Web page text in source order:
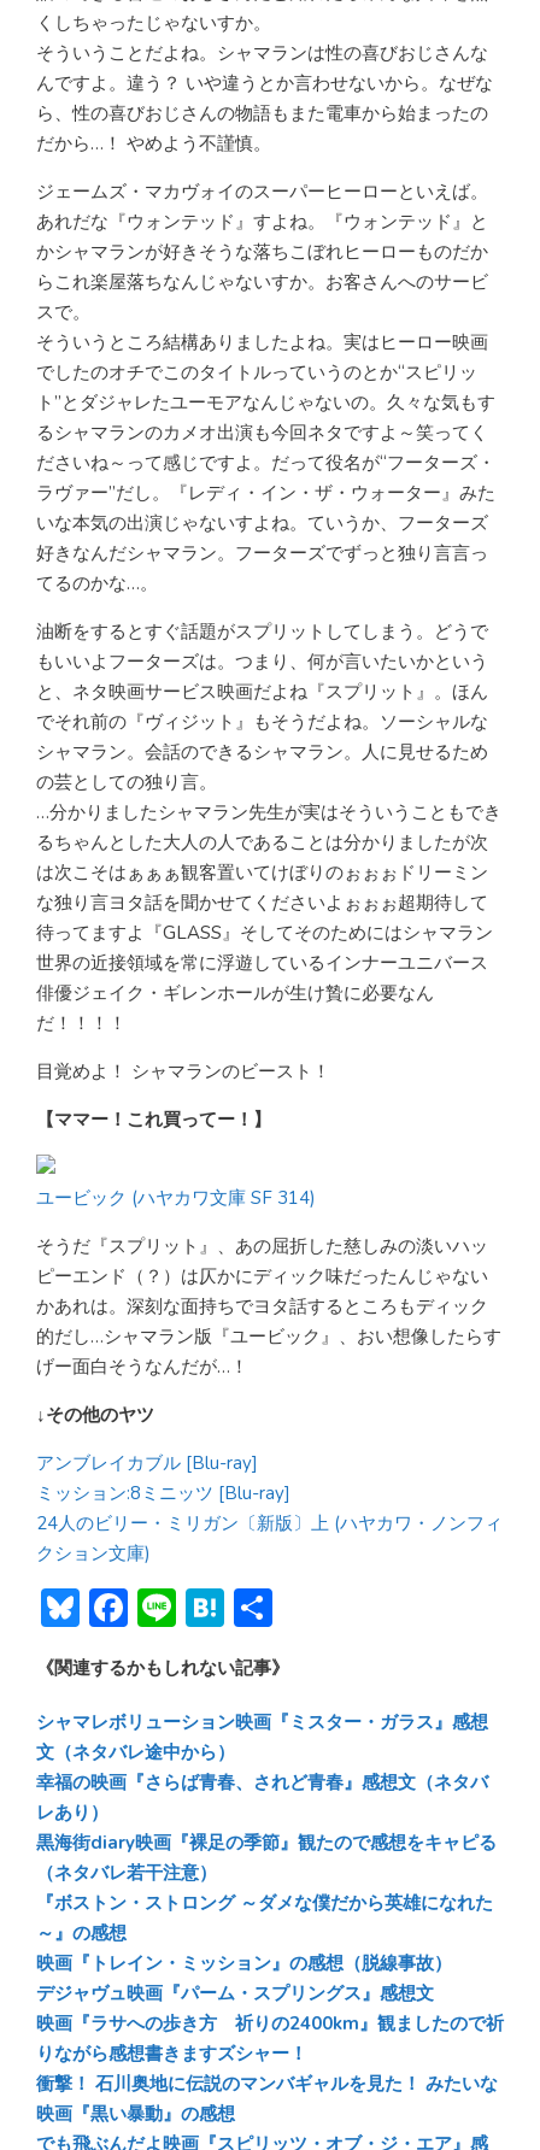
くしちゃったじゃないすか。
そういうことだよね。シャマランは性の喜びおじさんな
んですよ。違う？ いや違うとか言わせないから。なぜな
ら、性の喜びおじさんの物語もまた電車から始まったの
だから…！ やめよう不謹慎。
ジェームズ・マカヴォイのスーパーヒーローといえば。
あれだな『ウォンテッド』すよね。『ウォンテッド』と
かシャマランが好きそうな落ちこぼれヒーローものだか
らこれ楽屋落ちなんじゃないすか。お客さんへのサービ
スで。
そういうところ結構ありましたよね。実はヒーロー映画
でしたのオチでこのタイトルっていうのとか“スピリッ
ト”とダジャレたユーモアなんじゃないの。久々な気もす
るシャマランのカメオ出演も今回ネタですよ～笑ってく
ださいね～って感じですよ。だって役名が“フーターズ・
ラヴァー”だし。『レディ・イン・ザ・ウォーター』みた
いな本気の出演じゃないすよね。ていうか、フーターズ
好きなんだシャマラン。フーターズでずっと独り言言っ
てるのかな…。
油断をするとすぐ話題がスプリットしてしまう。どうで
もいいよフーターズは。つまり、何が言いたいかという
と、ネタ映画サービス映画だよね『スプリット』。ほん
でそれ前の『ヴィジット』もそうだよね。ソーシャルな
シャマラン。会話のできるシャマラン。人に見せるため
の芸としての独り言。
…分かりましたシャマラン先生が実はそういうこともでき
るちゃんとした大人の人であることは分かりましたが次
は次こそはぁぁぁ観客置いてけぼりのぉぉぉドリーミン
な独り言ヨタ話を聞かせてくださいよぉぉぉ超期待して
待ってますよ『GLASS』そしてそのためにはシャマラン
世界の近接領域を常に浮遊しているインナーユニバース
俳優ジェイク・ギレンホールが生け贄に必要なん
だ！！！！
目覚めよ！ シャマランのビースト！
【ママー！これ買ってー！】
ユービック (ハヤカワ文庫 SF 314)
そうだ『スプリット』、あの屈折した慈しみの淡いハッ
ピーエンド（？）は仄かにディック味だったんじゃない
かあれは。深刻な面持ちでヨタ話するところもディック
的だし…シャマラン版『ユービック』、おい想像したらす
げー面白そうなんだが…！
↓その他のヤツ
アンブレイカブル [Blu-ray]
ミッション:8ミニッツ [Blu-ray]
24人のビリー・ミリガン〔新版〕上 (ハヤカワ・ノンフィ
クション文庫)
Bl
u
e
sk
y
F
ac
e
b
o
ok
Li
n
e
H
at
e
n
a
有
《関連するかもしれない記事》
シャマレボリューション映画『ミスター・ガラス』感想
文（ネタバレ途中から）
幸福の映画『さらば青春、されど青春』感想文（ネタバ
レあり）
黒海街diary映画『裸足の季節』観たので感想をキャピる
（ネタバレ若干注意）
『ボストン・ストロング ～ダメな僕だから英雄になれた
～』の感想
映画『トレイン・ミッション』の感想（脱線事故）
デジャヴュ映画『パーム・スプリングス』感想文
映画『ラサへの歩き方 祈りの2400km』観ましたので祈
りながら感想書きますズシャー！
衝撃！ 石川奥地に伝説のマンバギャルを見た！ みたいな
映画『黒い暴動』の感想
でも飛ぶんだよ映画『スピリッツ・オブ・ジ・エア』感